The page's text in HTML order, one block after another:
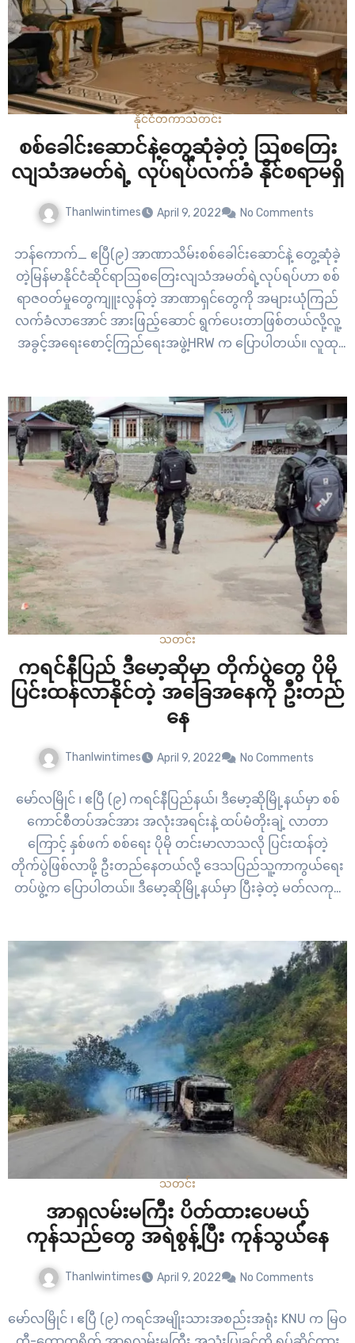
နိုင်ငံတကာသတင်း
စစ်ခေါင်းဆောင်နဲ့တွေ့ဆုံခဲ့တဲ့ ဩစ‌တြေး
လျသံအမတ်ရဲ့ လုပ်ရပ်လက်ခံ နိုင်စရာမရှိ
Thanlwintimes April 9, 2022 No Comments
ဘန်ကောက်_ ဧပြီ(၉) အာဏာသိမ်းစစ်ခေါင်းဆောင်နဲ့ တွေ့ဆုံခဲ့
တဲ့မြန်မာနိုင်ငံဆိုင်ရာဩစ‌တြေးလျသံအမတ်ရဲ့လုပ်ရပ်ဟာ စစ်
ရာဇဝတ်မှုတွေကျူးလွန်တဲ့ အာဏာရှင်တွေကို အများယုံကြည်
လက်ခံလာအောင် အားဖြည့်ဆောင် ရွက်ပေးတာဖြစ်တယ်လို့လူ့
အခွင့်အရေးစောင့်ကြည်ရေးအဖွဲ့HRW က ပြောပါတယ်။ လူထု
တော့နိုင်ငံတကာရဲ့အဆက်အဆံမခံရတဲ့အခြေအနေတွေနဲ့ရင်ဆိုင်
နေရပြီး ဆန္ဒထုတ်ဖော်တဲ့ပြည်သူတွေကိုလည်း သေစေလောက်တဲ့
အထိအင်အားသုံးဖြိုခွင်းနေမှုတွေရပ်တန့်ဖို့ လည်း နိုင်ငံတကာက
တောင်းဆိုထားပါတယ်။ “ဒီတွေ့ဆုံမှုက လက်ရှိအစိုးရကို
တရားဝင်ဖြစ်အောင်လုပ်တာဖြစ်တယ်လို့တော ဩစ‌တြေးလျ
အစိုးရ အနေနဲ့မယူဆပါဘူး” လို့ ဩစတြေးလျနိုင်ငံခြားရေး
ဦးစီးဌာနမှ ကတ်ရီနာ ကော်ပါ က လွှတ်တော်ကော် မတီတစ်ခုမှ
သတင်း
ကရင်နီပြည် ဒီမော့ဆိုမှာ တိုက်ပွဲတွေ ပိုမို
ပြင်းထန်လာနိုင်တဲ့ အခြေအနေကို ဦးတည်
နေ
Thanlwintimes April 9, 2022 No Comments
မော်လမြိုင် ၊ ဧပြီ (၉) ကရင်နီပြည်နယ်၊ ဒီမော့ဆိုမြို့နယ်မှာ စစ်
ကောင်စီတပ်အင်အား အလုံးအရင်းနဲ့ ထပ်မံတိုးချဲ့ လာတာ
ကြောင့် နှစ်ဖက် စစ်ရေး ပိုမို တင်းမာလာသလို ပြင်းထန်တဲ့
တိုက်ပွဲဖြစ်လာဖို့ ဦးတည်နေတယ်လို့ ဒေသပြည်သူ့ကာကွယ်ရေး
တပ်ဖွဲ့က ပြောပါတယ်။ ဒီမော့ဆိုမြို့နယ်မှာ ပြီးခဲ့တဲ့ မတ်လကုန်
ဟာ…
သတင်း
အာရှလမ်းမကြီး ပိတ်ထားပေမယ့်
ကုန်သည်တွေ အရဲစွန့်ပြီး ကုန်သွယ်နေ
Thanlwintimes April 9, 2022 No Comments
မော်လမြိုင် ၊ ဧပြီ (၉) ကရင်အမျိုးသားအစည်းအရုံး KNU က မြဝ